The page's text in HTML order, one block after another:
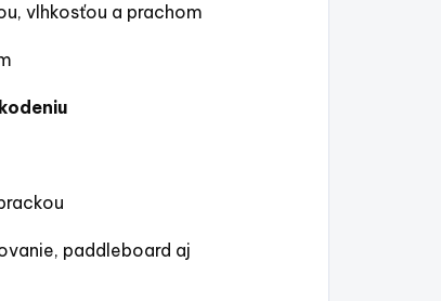
vlhkosťou a prachom
paddleboard aj